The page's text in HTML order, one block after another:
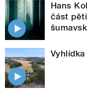
Hans
část